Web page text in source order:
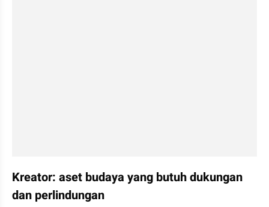
Kreator: aset budaya yang butuh dukungan
dan perlindungan